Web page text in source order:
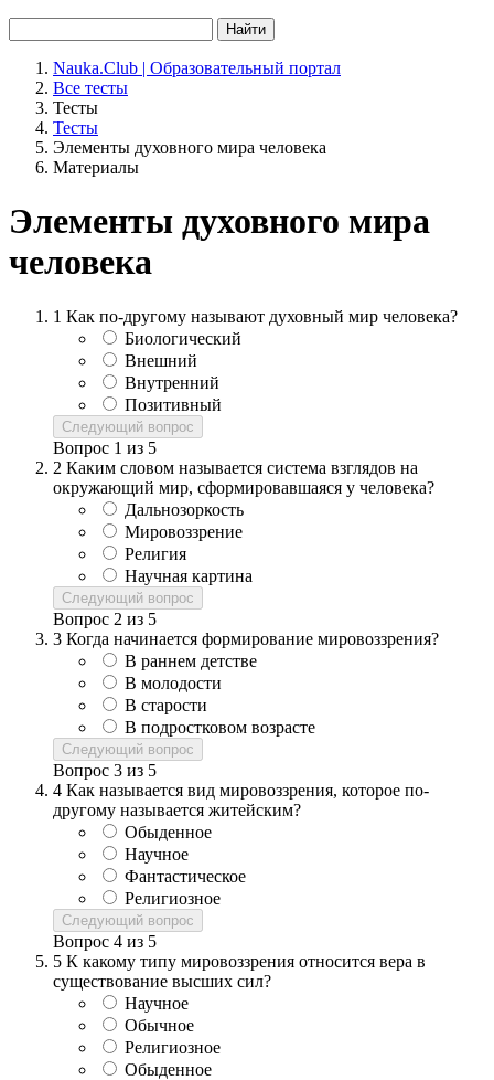
Найти
Nauka.Club | Образовательный портал
Все тесты
Тесты
Тесты
Элементы духовного мира человека
Материалы
Элементы духовного мира
человека
1 Как по-другому называют духовный мир человека?
Биологический
Внешний
Внутренний
Позитивный
Следующий вопрос
Вопрос 1 из 5
2 Каким словом называется система взглядов на
окружающий мир, сформировавшаяся у человека?
Дальнозоркость
Мировоззрение
Религия
Научная картина
Следующий вопрос
Вопрос 2 из 5
3 Когда начинается формирование мировоззрения?
В раннем детстве
В молодости
В старости
В подростковом возрасте
Следующий вопрос
Вопрос 3 из 5
4 Как называется вид мировоззрения, которое по-
другому называется житейским?
Обыденное
Научное
Фантастическое
Религиозное
Следующий вопрос
Вопрос 4 из 5
5 К какому типу мировоззрения относится вера в
существование высших сил?
Научное
Обычное
Религиозное
Обыденное